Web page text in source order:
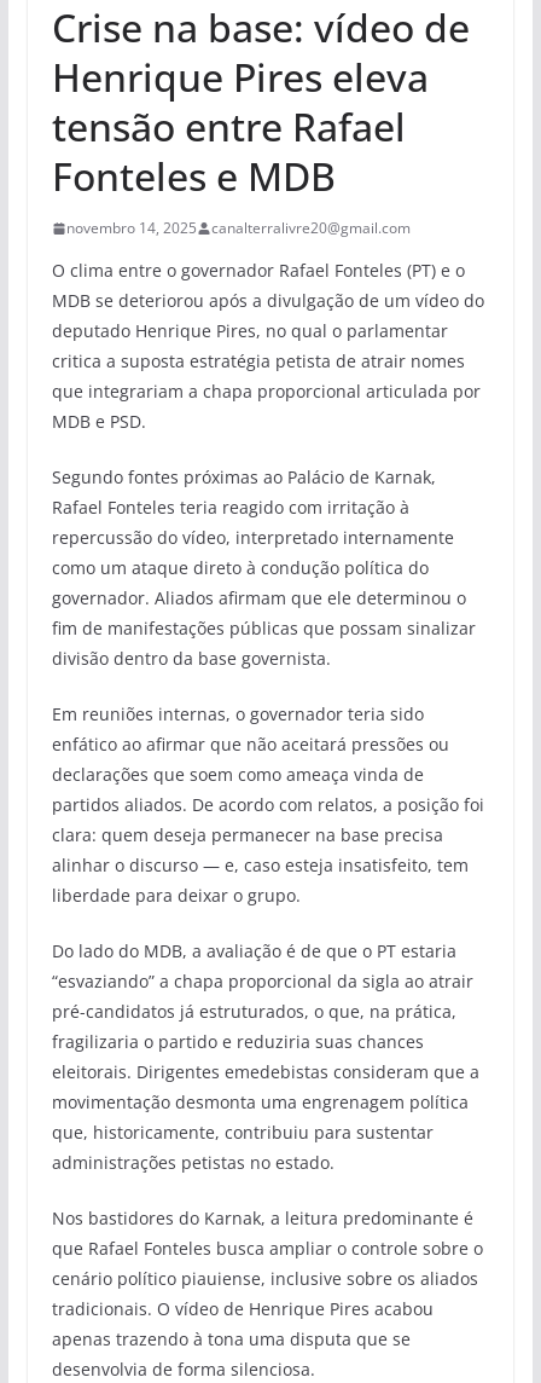
Crise na base: vídeo de
Henrique Pires eleva
tensão entre Rafael
Fonteles e MDB
novembro 14, 2025 canalterralivre20@gmail.com
O clima entre o governador Rafael Fonteles (PT) e o
MDB se deteriorou após a divulgação de um vídeo do
deputado Henrique Pires, no qual o parlamentar
critica a suposta estratégia petista de atrair nomes
que integrariam a chapa proporcional articulada por
MDB e PSD.
Segundo fontes próximas ao Palácio de Karnak,
Rafael Fonteles teria reagido com irritação à
repercussão do vídeo, interpretado internamente
como um ataque direto à condução política do
governador. Aliados afirmam que ele determinou o
fim de manifestações públicas que possam sinalizar
divisão dentro da base governista.
Em reuniões internas, o governador teria sido
enfático ao afirmar que não aceitará pressões ou
declarações que soem como ameaça vinda de
partidos aliados. De acordo com relatos, a posição foi
clara: quem deseja permanecer na base precisa
alinhar o discurso — e, caso esteja insatisfeito, tem
liberdade para deixar o grupo.
Do lado do MDB, a avaliação é de que o PT estaria
“esvaziando” a chapa proporcional da sigla ao atrair
pré-candidatos já estruturados, o que, na prática,
fragilizaria o partido e reduziria suas chances
eleitorais. Dirigentes emedebistas consideram que a
movimentação desmonta uma engrenagem política
que, historicamente, contribuiu para sustentar
administrações petistas no estado.
Nos bastidores do Karnak, a leitura predominante é
que Rafael Fonteles busca ampliar o controle sobre o
cenário político piauiense, inclusive sobre os aliados
tradicionais. O vídeo de Henrique Pires acabou
apenas trazendo à tona uma disputa que se
desenvolvia de forma silenciosa.